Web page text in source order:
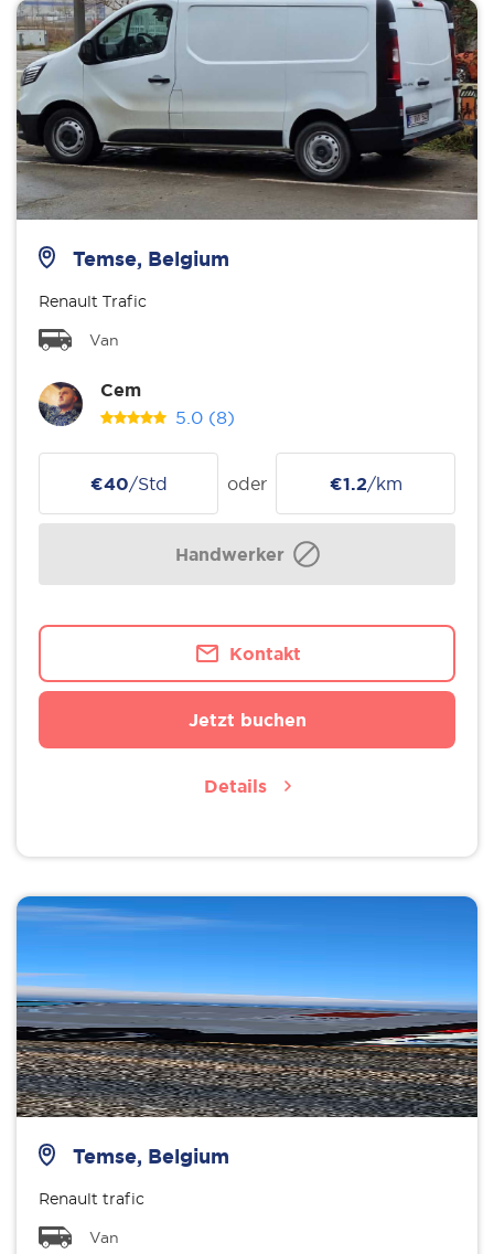
Temse, Belgium
Renault Trafic
Van
Cem
5.0 (8)
€40/Std oder €1.2/km
Handwerker
Kontakt
Jetzt buchen
Details
Temse, Belgium
Renault trafic
Van